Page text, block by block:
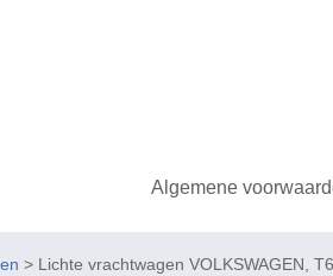
Algemene
> Lichte vrachtwagen VOLKSWAGEN,